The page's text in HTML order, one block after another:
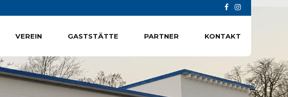
VEREIN GASTSTÄTTE PARTNER KONTAKT